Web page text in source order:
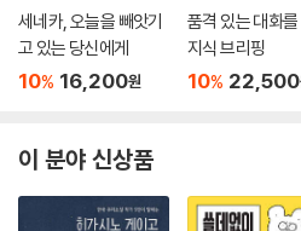
람이었다. 그의 업적은 7세기와 8세기에
이루며 더 강화되었다. 이 성공은 자연스
보증하는 것처럼 보였다.
---「10장 신의 죽음, 627쪽」중에서
우리 시대에 신은 여전히 가치가 있을까?
세네카, 오늘을 빼앗기
고 있는 당신에게
10% 16,200원
품격 있는 대화
지식 브리핑
10% 22,500
이 분야 신상품